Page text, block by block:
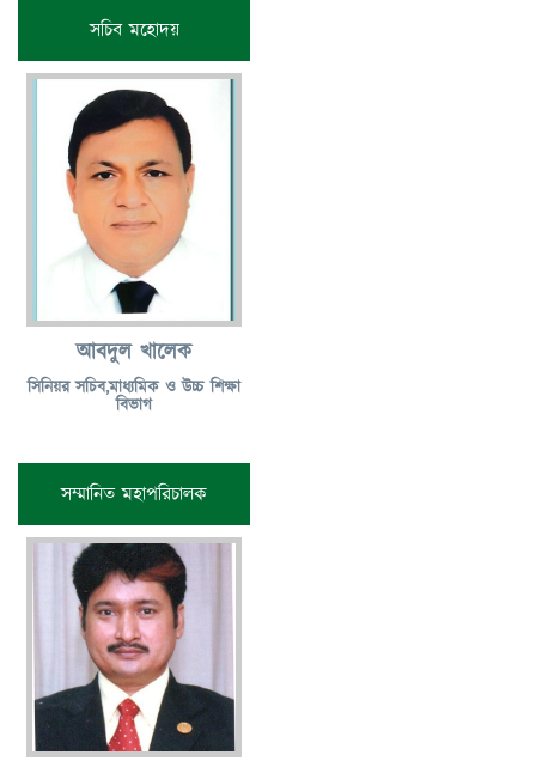
সচিব মহোদয়
আবদুল খালেক
সিনিয়র সচিব,মাধ্যমিক ও উচ্চ শিক্ষা
বিভাগ
সম্মানিত মহাপরিচালক